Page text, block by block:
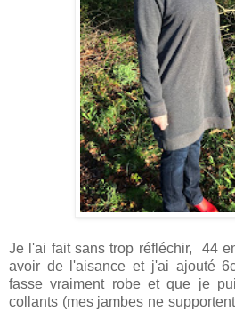
Je l'ai fait sans trop réfléchir, 44
avoir de l'aisance et j'ai ajouté
fasse vraiment robe et que je
collants (mes jambes ne